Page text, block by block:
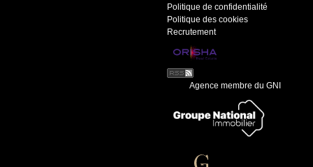
Politique de confidentialité
Politique des cookies
Recrutement
Agence membre du GNI